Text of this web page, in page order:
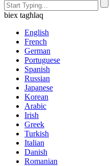
biex tagħlaq
English
French
German
Portuguese
Spanish
Russian
Japanese
Korean
Arabic
Irish
Greek
Turkish
Italian
Danish
Romanian